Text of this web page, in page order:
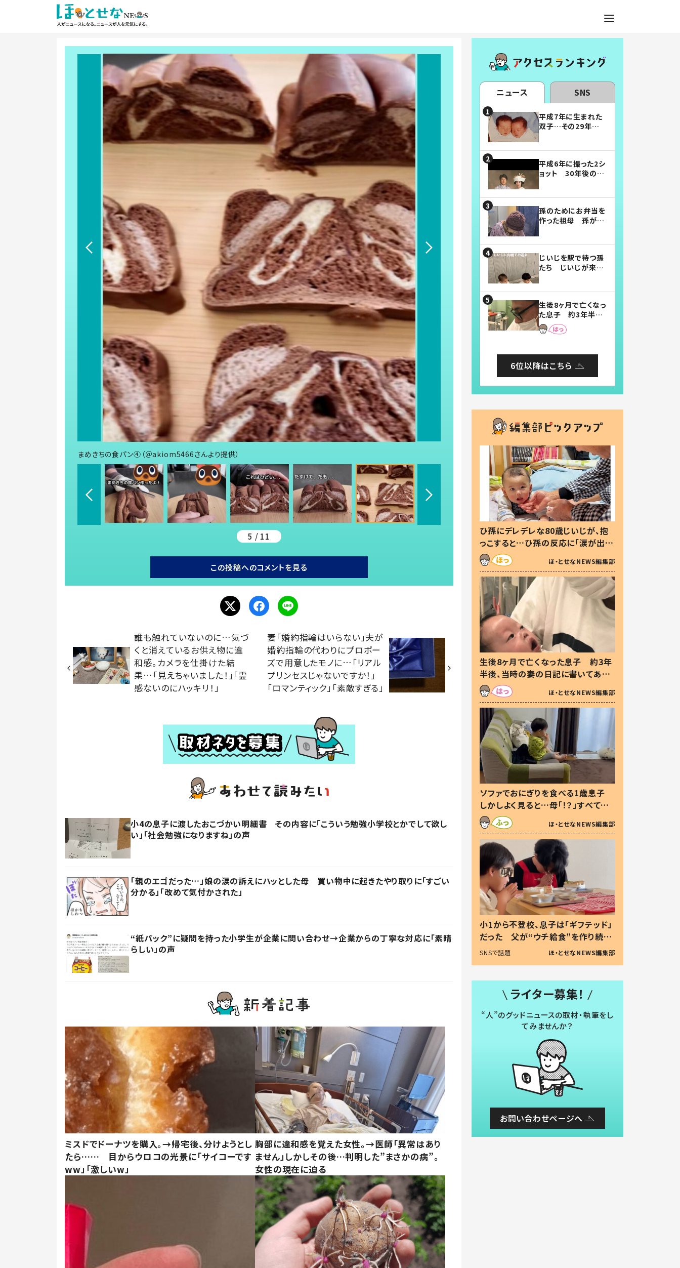
まめきちの食パン④（＠akiom5466さんより提供）
5 / 11
この投稿へのコメントを見る
誰も触れていないのに…気づ
くと消えているお供え物に違
和感。カメラを仕掛けた結
果…「見えちゃいました！」「霊
感ないのにハッキリ！」
妻「婚約指輪はいらない」夫が
婚約指輪の代わりにプロポー
ズで用意したモノに…「リアル
プリンセスじゃないですか！」
「ロマンティック」「素敵すぎる」
小4の息子に渡したおこづかい明細書 その内容に「こういう勉強小学校とかでして欲し
い」「社会勉強になりますね」の声
「親のエゴだった…」娘の涙の訴えにハッとした母 買い物中に起きたやり取りに「すごい
分かる」「改めて気付かされた」
“紙パック”に疑問を持った小学生が企業に問い合わせ→企業からの丁寧な対応に「素晴
らしい」の声
ミスドでドーナツを購入。→帰宅後、分けようとし
たら…… 目からウロコの光景に「サイコーです
ww」「激しいw」
胸部に違和感を覚えた女性。→医師「異常はあり
ません」しかしその後…判明した”まさかの病”。
女性の現在に迫る
ニュース SNS
平成7年に生まれた
双子…その29年後
平成6年に撮った2シ
ョット 30年後の姿
孫のためにお弁当を
作った祖母 孫が絶
じいじを駅で待つ孫
たち じいじが来た
まらない」「幸せにな
れる」
生後8ヶ月で亡くなっ
た息子 約3年半
後、当時の妻の日記
に書いてあった本音
6位以降はこちら
ひ孫にデレデレな80歳じいじが、抱
っこすると…ひ孫の反応に「涙が出ま
した」「可愛くて仕方ない」
ほ・とせなNEWS編集部
生後8ヶ月で亡くなった息子 約3年
半後、当時の妻の日記に書いてあっ
た本音とは
ほ・とせなNEWS編集部
ソファでおにぎりを食べる1歳息子
しかしよく見ると…母「！？」すべてを
察した母の投稿に「可愛いから許
す！」「現行犯〜」
ほ・とせなNEWS編集部
小1から不登校、息子は「ギフテッド」
だった 父が“ウチ給食”を作り続け
る理由とは #令和の親 #令和の子
SNSで話題 ほ・とせなNEWS編集部
ライター募集！
“人”のグッドニュースの取材・執筆をし
てみませんか？
お問い合わせページへ